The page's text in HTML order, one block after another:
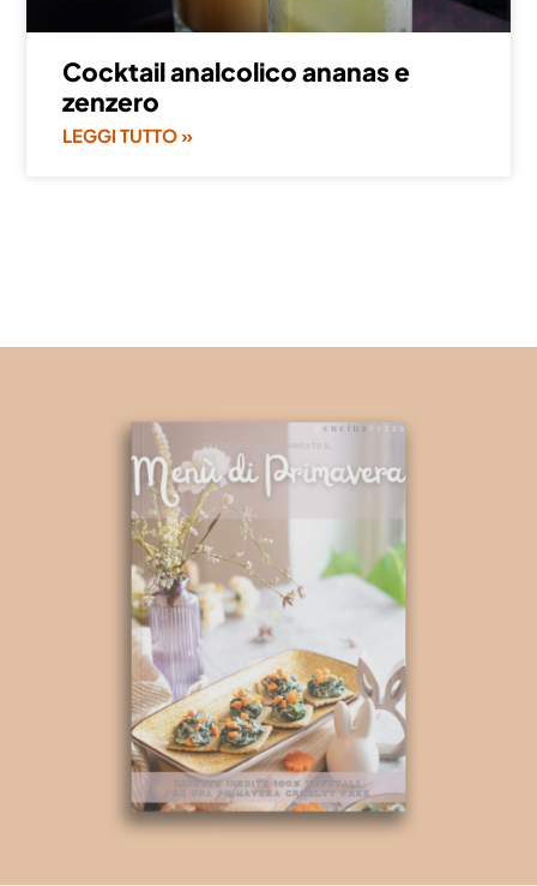
Cocktail analcolico ananas e
zenzero
LEGGI TUTTO »